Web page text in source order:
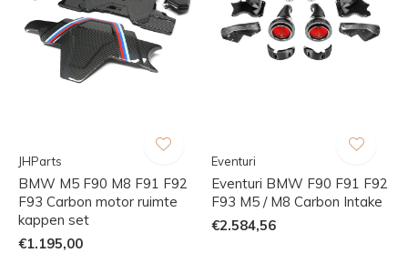
JHParts
BMW M5 F90 M8 F91 F92
F93 Carbon motor ruimte
kappen set
€1.195,00
Eventuri
Eventuri BMW F90 F91 F92
F93 M5 / M8 Carbon Intake
€2.584,56